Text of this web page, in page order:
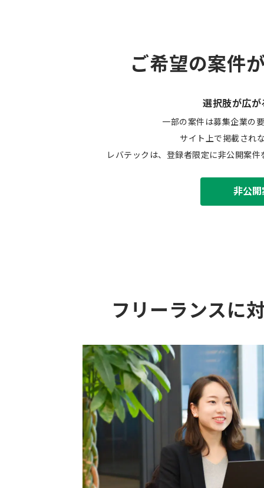
ご希望の案件
選択肢が広が
一部の案件は募集企業の
サイト上で掲載され
レバテックは、登録者限定に非公開案
非公
フリーランスに